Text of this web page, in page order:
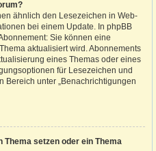
ähnlich den Lesezeichen in Web-
bei einem Update. In phpBB
Sie können eine
aktualisiert wird. Abonnements
eines Themas oder eines
für Lesezeichen und
Bereich unter „Benachrichtigungen
Thema setzen oder ein Thema